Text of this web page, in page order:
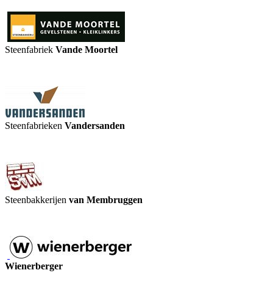
Steenfabriek Vande Moortel
Steenfabrieken Vandersanden
Steenbakkerijen van Membruggen
Wienerberger